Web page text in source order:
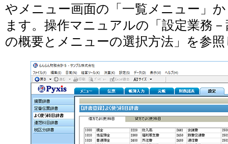
やメニュー画面の「一覧メニュー」
ます。操作マニュアルの「設定業務
の概要とメニューの選択方法」を参